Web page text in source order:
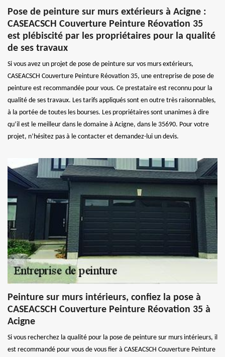
Pose de peinture sur murs extérieurs à Acigne :
CASEACSCH Couverture Peinture Réovation 35
est plébiscité par les propriétaires pour la qualité
de ses travaux
Si vous avez un projet de pose de peinture sur vos murs extérieurs,
CASEACSCH Couverture Peinture Réovation 35, une entreprise de pose de
peinture est recommandée pour vous. Ce prestataire est reconnu pour la
qualité de ses travaux. Les tarifs appliqués sont en outre très raisonnables,
à la portée de toutes les bourses. Les propriétaires sont unanimes à dire
qu’il est le meilleur dans le domaine à Acigne, dans le 35690. Pour votre
projet, n’hésitez pas à le contacter et demandez-lui un devis.
Peinture sur murs intérieurs, confiez la pose à
CASEACSCH Couverture Peinture Réovation 35 à
Acigne
Si vous recherchez la qualité pour la pose de peinture sur murs intérieurs, il
est recommandé pour vous de vous fier à CASEACSCH Couverture Peinture